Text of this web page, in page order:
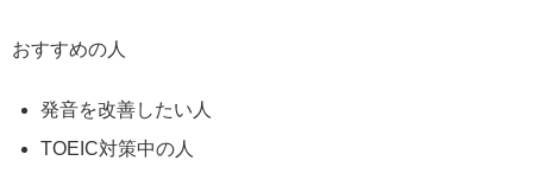
おすすめの人
発音を改善したい人
TOEIC対策中の人